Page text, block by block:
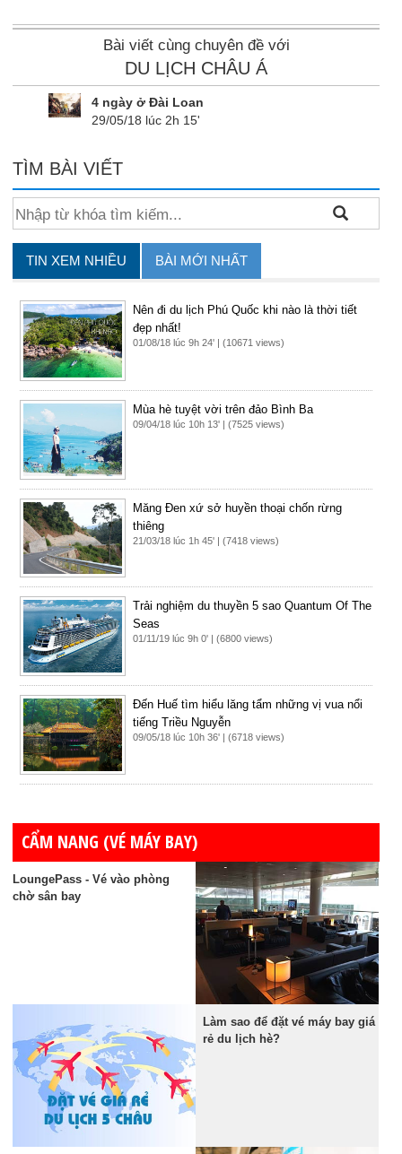
Bài viết cùng chuyên đề với
DU LỊCH CHÂU Á
4 ngày ở Đài Loan
29/05/18 lúc 2h 15'
TÌM BÀI VIẾT
TIN XEM NHIỀU BÀI MỚI NHẤT
Nên đi du lịch Phú Quốc khi nào là thời tiết
đẹp nhất!
01/08/18 lúc 9h 24' | (10671 views)
Mùa hè tuyệt vời trên đảo Bình Ba
09/04/18 lúc 10h 13' | (7525 views)
Măng Đen xứ sở huyền thoại chốn rừng
thiêng
21/03/18 lúc 1h 45' | (7418 views)
Trải nghiệm du thuyền 5 sao Quantum Of The
Seas
01/11/19 lúc 9h 0' | (6800 views)
Đến Huế tìm hiểu lăng tẩm những vị vua nổi
tiếng Triều Nguyễn
09/05/18 lúc 10h 36' | (6718 views)
CẨM NANG (VÉ MÁY BAY)
LoungePass - Vé vào phòng
chờ sân bay
Làm sao để đặt vé máy bay giá
rẻ du lịch hè?